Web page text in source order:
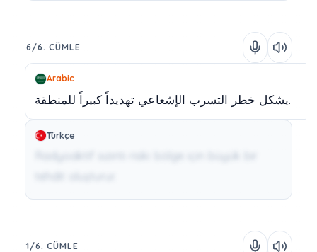
6/6. CÜMLE
Arabic
يشكل خطر التسرب الإشعاعي تهديداً كبيراً للمنطقة.
Türkçe
1/6. CÜMLE